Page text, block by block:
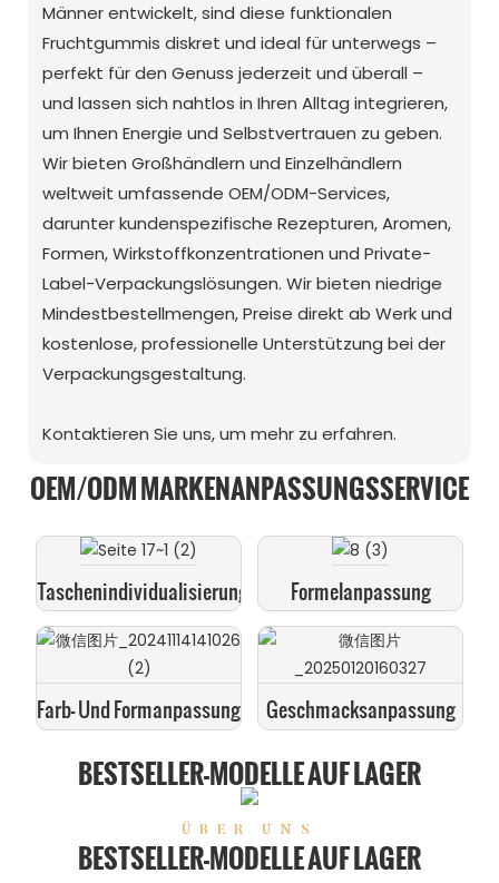
Männer entwickelt, sind diese funktionalen
Fruchtgummis diskret und ideal für unterwegs –
perfekt für den Genuss jederzeit und überall –
und lassen sich nahtlos in Ihren Alltag integrieren,
um Ihnen Energie und Selbstvertrauen zu geben.
Wir bieten Großhändlern und Einzelhändlern
weltweit umfassende OEM/ODM-Services,
darunter kundenspezifische Rezepturen, Aromen,
Formen, Wirkstoffkonzentrationen und Private-
Label-Verpackungslösungen. Wir bieten niedrige
Mindestbestellmengen, Preise direkt ab Werk und
kostenlose, professionelle Unterstützung bei der
Verpackungsgestaltung.
Kontaktieren Sie uns, um mehr zu erfahren.
OEM/ODM MARKENANPASSUNGSSERVICE
Taschenindividualisierung Formelanpassung
Farb- Und Formanpassung Geschmacksanpassung
BESTSELLER-MODELLE AUF LAGER
ÜBER UNS
BESTSELLER-MODELLE AUF LAGER